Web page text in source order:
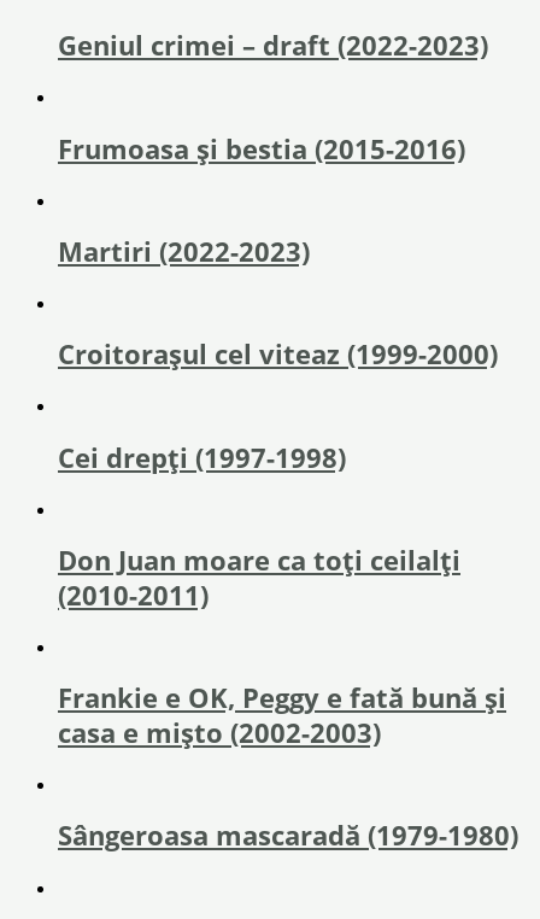
Geniul crimei – draft (2022-2023)
Frumoasa și bestia (2015-2016)
Martiri (2022-2023)
Croitorașul cel viteaz (1999-2000)
Cei drepți (1997-1998)
Don Juan moare ca toți ceilalți
(2010-2011)
Frankie e OK, Peggy e fată bună și
casa e mișto (2002-2003)
Sângeroasa mascaradă (1979-1980)